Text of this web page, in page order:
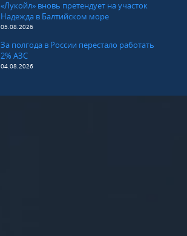
«Лукойл» вновь претендует на участок
Надежда в Балтийском море
05.08.2026
За полгода в России перестало работать
2% АЗС
04.08.2026